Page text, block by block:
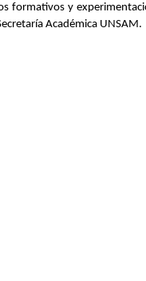
formativos y
Académica UNSAM.